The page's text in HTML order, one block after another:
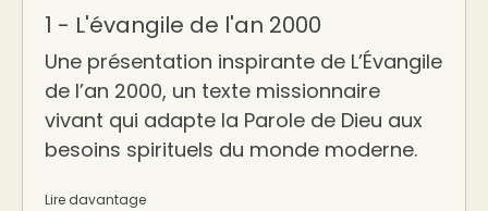
1 - L'évangile de l'an 2000
Une présentation inspirante de L’Évangile
de l’an 2000, un texte missionnaire
vivant qui adapte la Parole de Dieu aux
besoins spirituels du monde moderne.
Lire davantage